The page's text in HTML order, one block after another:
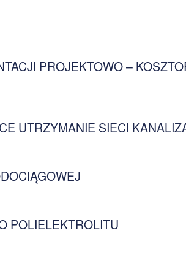
PROJEKTOWO –
UTRZYMANIE SIECI
POLIELEKTROLITU